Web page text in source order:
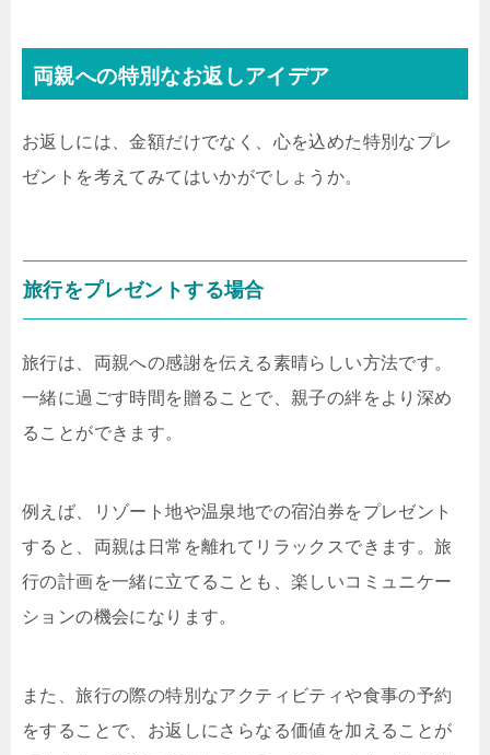
両親への特別なお返しアイデア
お返しには、金額だけでなく、心を込めた特別なプレ
ゼントを考えてみてはいかがでしょうか。
旅行をプレゼントする場合
旅行は、両親への感謝を伝える素晴らしい方法です。
一緒に過ごす時間を贈ることで、親子の絆をより深め
ることができます。
例えば、リゾート地や温泉地での宿泊券をプレゼント
すると、両親は日常を離れてリラックスできます。旅
行の計画を一緒に立てることも、楽しいコミュニケー
ションの機会になります。
また、旅行の際の特別なアクティビティや食事の予約
をすることで、お返しにさらなる価値を加えることが